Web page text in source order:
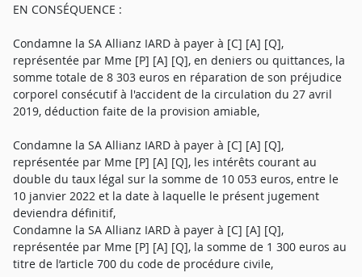
EN CONSÉQUENCE :
Condamne la SA Allianz IARD à payer à [C] [A] [Q],
représentée par Mme [P] [A] [Q], en deniers ou quittances, la
somme totale de 8 303 euros en réparation de son préjudice
corporel consécutif à l'accident de la circulation du 27 avril
2019, déduction faite de la provision amiable,
Condamne la SA Allianz IARD à payer à [C] [A] [Q],
représentée par Mme [P] [A] [Q], les intérêts courant au
double du taux légal sur la somme de 10 053 euros, entre le
10 janvier 2022 et la date à laquelle le présent jugement
deviendra définitif,
Condamne la SA Allianz IARD à payer à [C] [A] [Q],
représentée par Mme [P] [A] [Q], la somme de 1 300 euros au
titre de l’article 700 du code de procédure civile,